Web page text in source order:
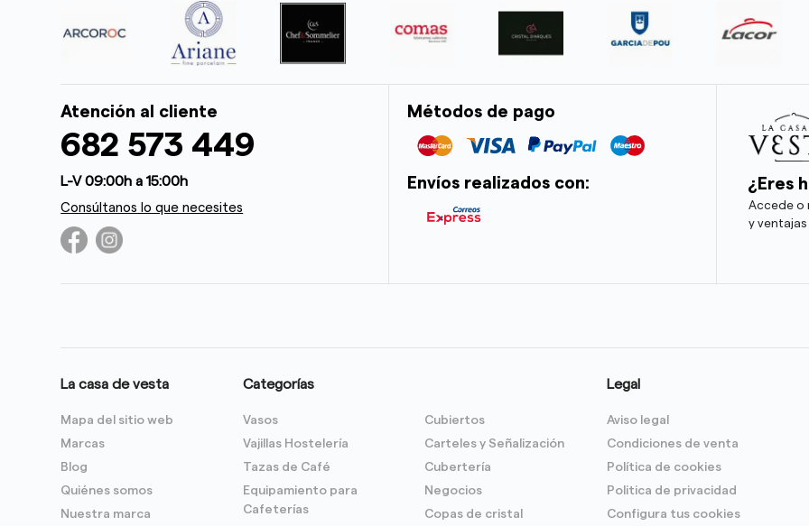
Atención al cliente
682 573 449
L-V 09:00h a 15:00h
Consúltanos lo que necesites
Métodos de pago
Envíos realizados con: ¿Eres
Accede o
y
La casa de vesta
Mapa del sitio web
Marcas
Blog
Quiénes somos
Nuestra marca
Categorías
Vasos
Vajillas Hostelería
Tazas de Café
Equipamiento para
Cafeterías
Cubiertos
Carteles y Señalización
Cubertería
Negocios
Copas de cristal
Legal
Aviso legal
Condiciones de venta
Política de cookies
Politica de privacidad
Configura tus cookies